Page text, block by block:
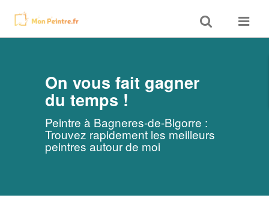
Toggle
search
Toggle
On vous fait gagner
du temps !
Peintre à Bagneres-de-Bigorre :
Trouvez rapidement les meilleurs
peintres autour de moi